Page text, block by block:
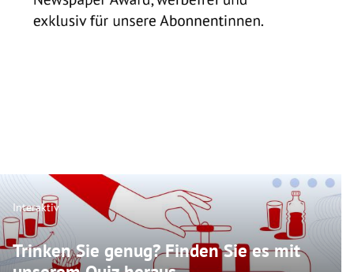
Interaktiv
Trinken Sie genug? Finden Sie es mit